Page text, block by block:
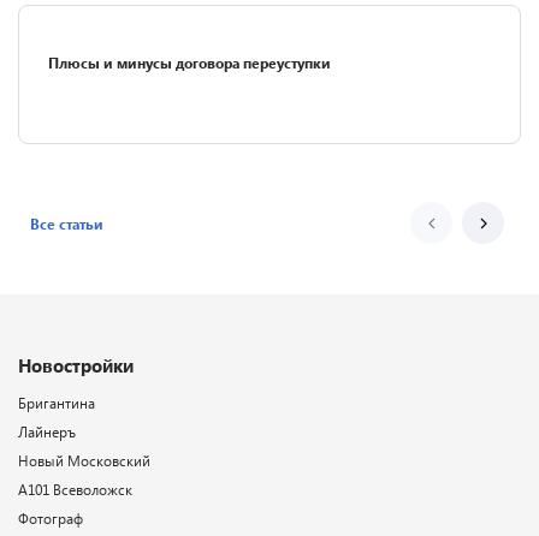
Плюсы и минусы договора переуступки
Все статьи
Новостройки
Бригантина
Лайнеръ
Новый Московский
А101 Всеволожск
Фотограф